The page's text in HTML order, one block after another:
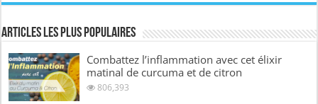
Articles les plus Populaires
Combattez l’inflammation avec cet élixir
matinal de curcuma et de citron
806,393